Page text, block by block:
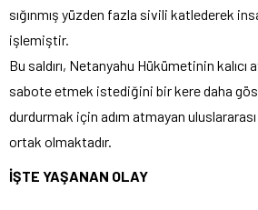
sığınmış yüzden fazla sivili katlederek
işlemiştir.
Bu saldırı, Netanyahu Hükümetinin
sabote etmek istediğini bir kere daha
durdurmak için adım atmayan
ortak olmaktadır.
İŞTE YAŞANAN OLAY